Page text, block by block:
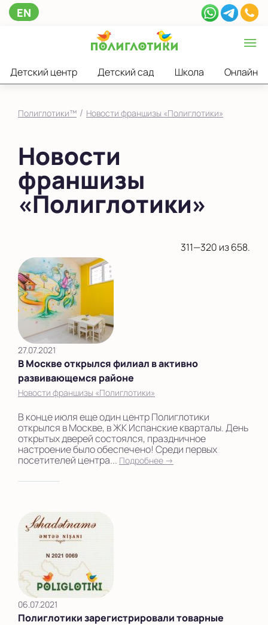
EN
Детский центр Детский сад Школа Онлайн
Полиглотики™ / Новости франшизы «Полиглотики»
Новости
франшизы
«Полиглотики»
311—320 из 658.
27.07.2021
В Москве открылся филиал в активно
развивающемся районе
Новости франшизы «Полиглотики»
В конце июля еще один центр Полиглотики
открылся в Москве, в ЖК Испанские кварталы. День
открытых дверей состоялся, праздничное
настроение было обеспечено! Среди первых
посетителей центра... Подробнее →
06.07.2021
Полиглотики зарегистрировали товарные